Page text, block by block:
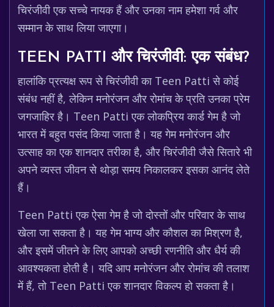
चिरंजीवी एक सच्चे नायक हैं और उनका नाम हमेशा गर्व और
सम्मान के साथ लिया जाएगा।
TEEN PATTI और चिरंजीवी: एक संबंध?
हालांकि प्रत्यक्ष रूप से चिरंजीवी का Teen Patti से कोई
संबंध नहीं है, लेकिन मनोरंजन और रोमांच के प्रति उनका प्रेम
जगजाहिर है। Teen Patti एक लोकप्रिय कार्ड गेम है जो
भारत में बहुत पसंद किया जाता है। यह गेम मनोरंजन और
उत्साह का एक शानदार तरीका है, और चिरंजीवी जैसे सितारे भी
अपने व्यस्त जीवन से थोड़ा समय निकालकर इसका आनंद लेते
हैं।
Teen Patti एक ऐसा गेम है जो दोस्तों और परिवार के साथ
खेला जा सकता है। यह गेम भाग्य और कौशल का मिश्रण है,
और इसमें जीतने के लिए आपको अच्छी रणनीति और धैर्य की
आवश्यकता होती है। यदि आप मनोरंजन और रोमांच की तलाश
में हैं, तो Teen Patti एक शानदार विकल्प हो सकता है।